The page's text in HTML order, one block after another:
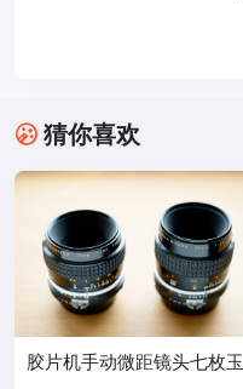
猜你喜欢
胶片机手动微距镜头七枚玉